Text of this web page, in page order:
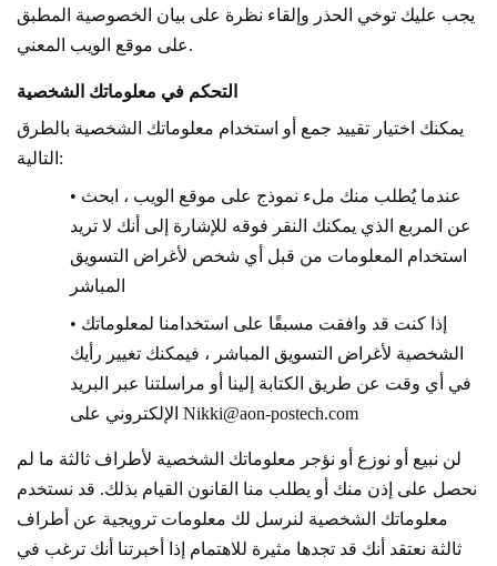
يجب عليك توخي الحذر وإلقاء نظرة على بيان الخصوصية المطبق
على موقع الويب المعني.
التحكم في معلوماتك الشخصية
يمكنك اختيار تقييد جمع أو استخدام معلوماتك الشخصية بالطرق
التالية:
• عندما يُطلب منك ملء نموذج على موقع الويب ، ابحث
عن المربع الذي يمكنك النقر فوقه للإشارة إلى أنك لا تريد
استخدام المعلومات من قبل أي شخص لأغراض التسويق
المباشر
• إذا كنت قد وافقت مسبقًا على استخدامنا لمعلوماتك
الشخصية لأغراض التسويق المباشر ، فيمكنك تغيير رأيك
في أي وقت عن طريق الكتابة إلينا أو مراسلتنا عبر البريد
Nikki@aon-postech.com
لن نبيع أو نوزع أو نؤجر معلوماتك الشخصية لأطراف ثالثة ما لم
نحصل على إذن منك أو يطلب منا القانون القيام بذلك. قد نستخدم
معلوماتك الشخصية لنرسل لك معلومات ترويجية عن أطراف
ثالثة نعتقد أنك قد تجدها مثيرة للاهتمام إذا أخبرتنا أنك ترغب في